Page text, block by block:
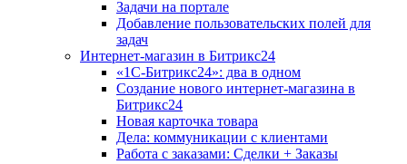
Задачи на портале
Добавление пользовательских полей для
задач
Интернет-магазин в Битрикс24
«1С-Битрикс24»: два в одном
Создание нового интернет-магазина в
Битрикс24
Новая карточка товара
Дела: коммуникации с клиентами
Работа с заказами: Сделки + Заказы